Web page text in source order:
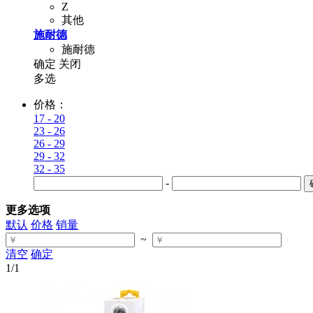
Z
其他
施耐德
施耐德
确定 关闭
多选
价格：
17 - 20
23 - 26
26 - 29
29 - 32
32 - 35
-
更多选项
默认 价格 销量
~
清空 确定
1/1